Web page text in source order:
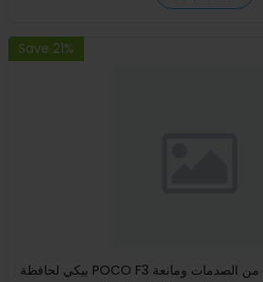
Save 21%
بيكي لحافظة POCO F3 العالمية الشفافة الحماية من الصدمات ومانعة